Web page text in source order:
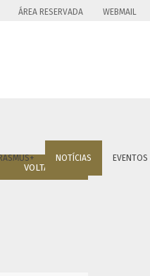
ÁREA RESERVADA WEBMAIL
NOTÍCIAS EVENTOS
VOLTAR